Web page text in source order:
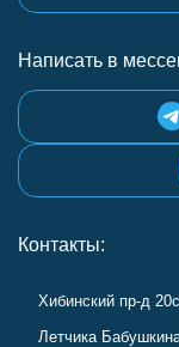
Написать в
Контакты:
Хибинский пр-д
Летчика